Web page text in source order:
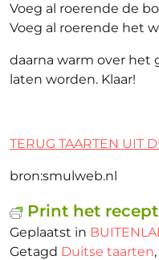
Voeg al roerende de
Voeg al roerende het
daarna warm over het
laten worden. Klaar!
TERUG TAARTEN UIT
bron:smulweb.nl
Print het recept
Geplaatst in
Getagd Duitse taarten,